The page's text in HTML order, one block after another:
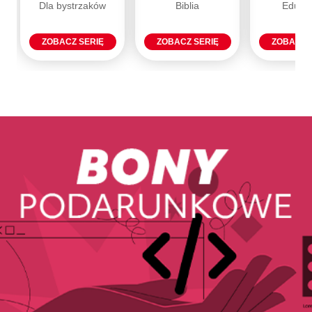
Dla bystrzaków
ZOBACZ SERIĘ
Biblia
ZOBACZ SERIĘ ZOBACZ